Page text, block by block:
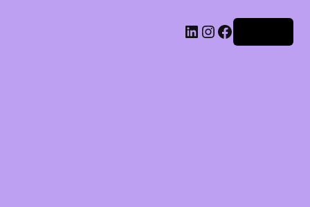
LinkedIn
Instagram
Facebook